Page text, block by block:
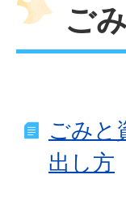
ご
ごみと
出し方